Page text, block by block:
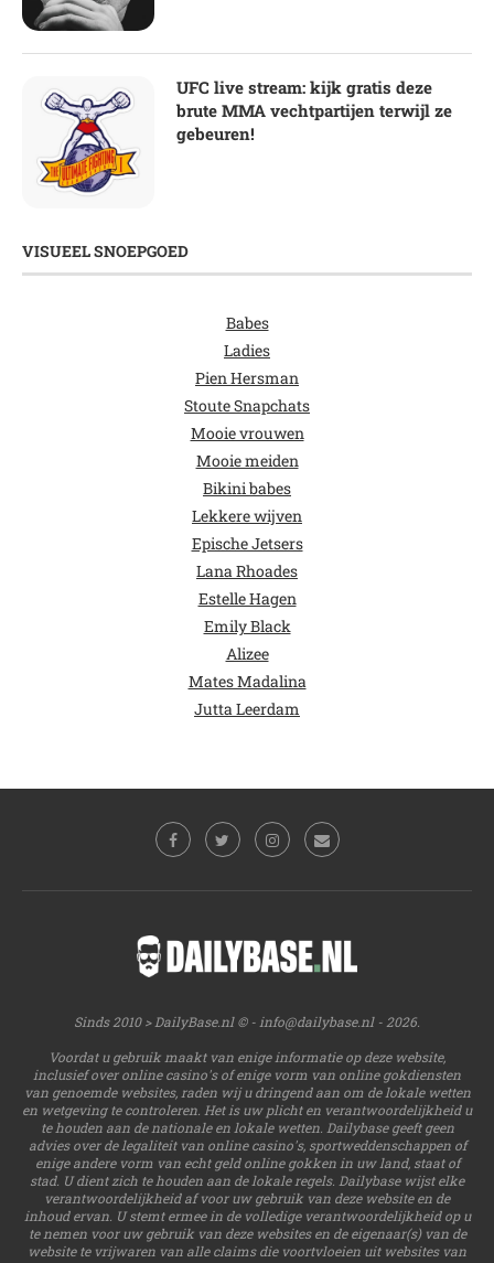
UFC live stream: kijk gratis deze
brute MMA vechtpartijen terwijl ze
gebeuren!
VISUEEL SNOEPGOED
Babes
Ladies
Pien Hersman
Stoute Snapchats
Mooie vrouwen
Mooie meiden
Bikini babes
Lekkere wijven
Epische Jetsers
Lana Rhoades
Estelle Hagen
Emily Black
Alizee
Mates Madalina
Jutta Leerdam
Sinds 2010 > DailyBase.nl © - info@dailybase.nl- 2026.
Voordat u gebruik maakt van enige informatie op deze website,
inclusief over online casino's of enige vorm van online gokdiensten
van genoemde websites, raden wij u dringend aan om de lokale wetten
en wetgeving te controleren. Het is uw plicht en verantwoordelijkheid u
te houden aan de nationale en lokale wetten. Dailybase geeft geen
advies over de legaliteit van online casino's, sportweddenschappen of
enige andere vorm van echt geld online gokken in uw land, staat of
stad. U dient zich te houden aan de lokale regels. Dailybase wijst elke
verantwoordelijkheid af voor uw gebruik van deze website en de
inhoud ervan. U stemt ermee in de volledige verantwoordelijkheid op u
te nemen voor uw gebruik van deze websites en de eigenaar(s) van de
website te vrijwaren van alle claims die voortvloeien uit websites van